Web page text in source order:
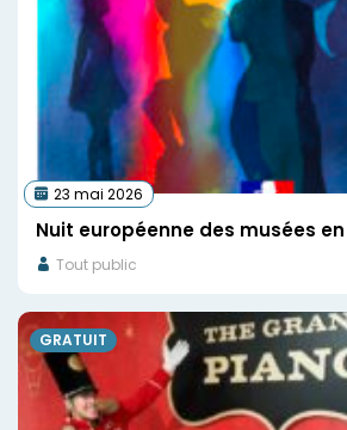
23 mai 2026
Nuit européenne des musées
Tout public
GRATUIT